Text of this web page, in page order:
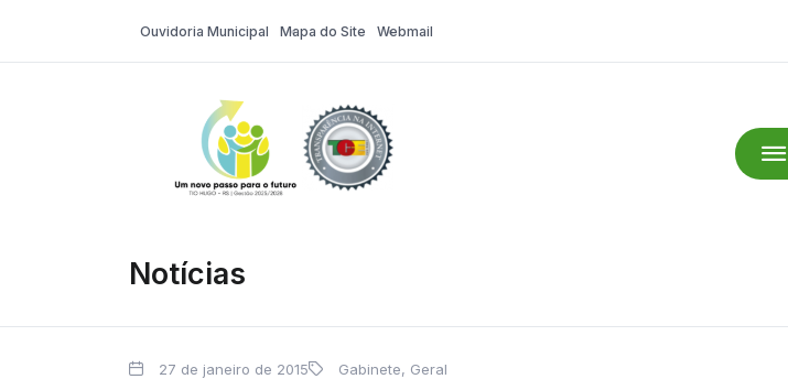
Ouvidoria Municipal Mapa do Site Webmail
Notícias
27 de janeiro de 2015 Gabinete, Geral